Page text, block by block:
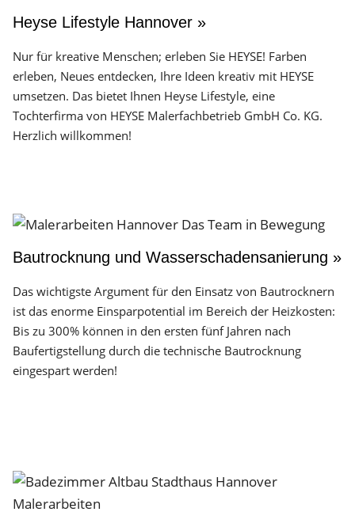
Heyse Lifestyle Hannover »
Nur für kreative Menschen; erleben Sie HEYSE! Farben
erleben, Neues entdecken, Ihre Ideen kreativ mit HEYSE
umsetzen. Das bietet Ihnen Heyse Lifestyle, eine
Tochterfirma von HEYSE Malerfachbetrieb GmbH Co. KG.
Herzlich willkommen!
Bautrocknung und Wasserschadensanierung »
Das wichtigste Argument für den Einsatz von Bautrocknern
ist das enorme Einsparpotential im Bereich der Heizkosten:
Bis zu 300% können in den ersten fünf Jahren nach
Baufertigstellung durch die technische Bautrocknung
eingespart werden!